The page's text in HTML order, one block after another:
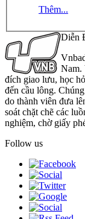
Thêm...
Diễn
Nam.
đích giao lưu, học
đến cầu lông.
do thành viên đưa
soát chặt chẽ các
nghiệm, chờ giấy
Follow us